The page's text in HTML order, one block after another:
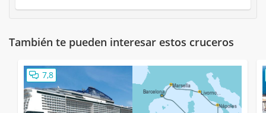
También te pueden interesar estos cruceros
7,8